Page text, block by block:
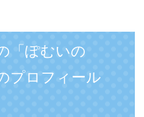
「ぽむいの
プロフィール